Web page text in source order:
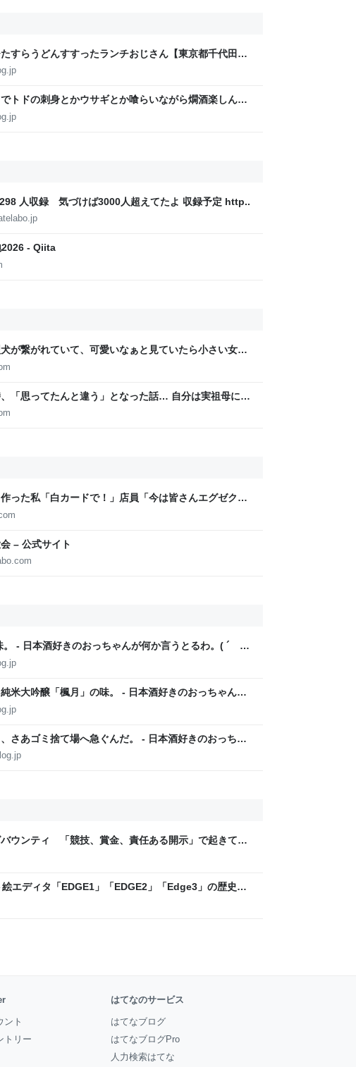
すらうどんすすったランチおじさん【東京都千代田区
きのおっちゃんが何か言うとるわ。( ´ ω`)
トドの刺身とかウサギとか喰らいながら燗酒楽しんだ
日本橋人形町】 - 日本酒好きのおっちゃんが何か言う
人収録 気づけば3000人超えてたよ 収録予定 http..
2026 - Qiita
が繋がれていて、可愛いなぁと見ていたら小さい女の
て、子供が「可愛い！欲しい！」と言うと「連れて帰
「思ってたんと違う」となった話… 自分は実祖母に
いから。恥じぬようしっかり働け」と言われていたの
終わりと思い、張り切っていた
った私「白カードで！」店員「今は皆さんエグゼクテ
んけど？」→コストコのカード勧誘はやたら圧が強い
– 公式サイト
。 - 日本酒好きのおっちゃんが何か言うとるわ。( ´
米大吟醸「楓月」の味。 - 日本酒好きのおっちゃんが
ω`)
さあゴミ捨て場へ急ぐんだ。 - 日本酒好きのおっちゃ
( ´ ω`)
ウンティ 「競技、賞金、責任ある開示」で起きてい
レバテックLAB
エディタ「EDGE1」「EDGE2」「Edge3」の歴史に
ーカス】 - レバテックLAB
ント
トリー
はてなのサービス
はてなブログ
はてなブログPro
人力検索はてな